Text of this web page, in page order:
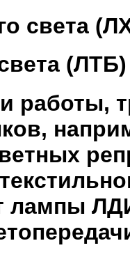
света
работы,
лампы